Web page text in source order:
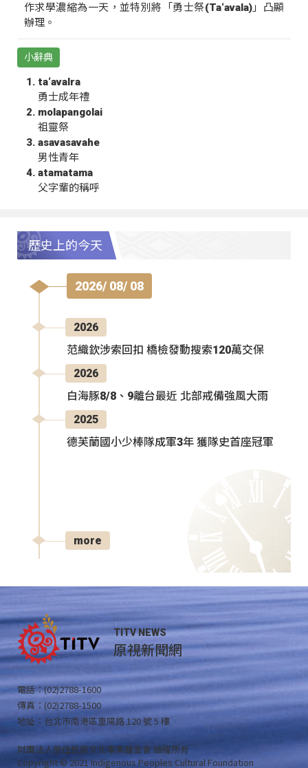
作求學濃縮為一天，並特別將「勇士祭(Ta‘avala)」凸顯
辦理。
小辭典
ta‘avalra
勇士成年禮
molapangolai
祖靈祭
asavasavahe
男性青年
atamatama
父字輩的稱呼
歷史上的今天
2026/ 08/ 08
2026
范織欽涉索回扣 橋檢發動搜索120萬交保
2026
白海豚8/8、9離台最近 北部戒備強風大雨
2025
德芙蘭國小少棒隊成軍3年 獲隊史首座冠軍
more
TITV NEWS
原視新聞網
電話：(02)2788-1600
傳真：(02)2788-1500
地址：台北市南港區重陽路 120 號 5 樓
財團法人原住民族文化事業基金會 版權所有
Copyright © 2021 Indigenous Peoples Cultural Foundation